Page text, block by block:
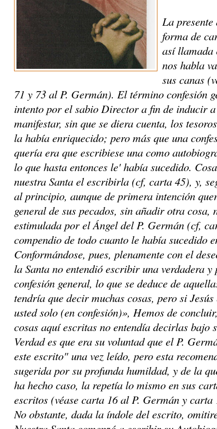
La
forma de
así llamada
nos habla
sus canas
71 y 73 al P. Germán). El término confesión
intento por el sabio Director a fin de inducir
manifestar, sin que se diera cuenta, los
la había enriquecido; pero más que una
quería era que escribiese una como
lo que hasta entonces le' había sucedido.
nuestra Santa el escribirla (cf, carta 45), y,
al principio, aunque de primera intención
general de sus pecados, sin añadir otra cosa,
estimulada por el Ángel del P. Germán (cf,
compendio de todo cuanto le había sucedido
Conformándose, pues, plenamente con el
la Santa no entendió escribir una verdadera
confesión general, lo que se deduce de
tendría que decir muchas cosas, pero si
usted solo (en confesión)», Hemos de
cosas aquí escritas no entendía decirlas bajo
Verdad es que era su voluntad que el P.
este escrito" una vez leído, pero esta
sugerida por su profunda humildad, y de la
ha hecho caso, la repetía lo mismo en sus
escritos (véase carta 16 al P. Germán y
No obstante, dada la índole del escrito,